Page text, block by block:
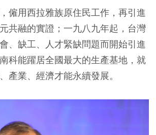
僱用西拉雅族原住民工作，再引進
共融的實證；一九八九年起，台灣
、缺工、人才緊缺問題而開始引進
科能躍居全國最大的生產基地，就
產業、經濟才能永續發展。